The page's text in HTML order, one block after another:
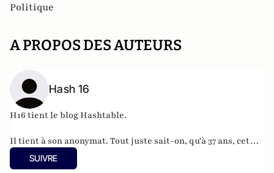
Politique
A PROPOS DES AUTEURS
Hash 16
H16 tient le blogHashtable.
Il tient à son anonymat. Tout juste sait-on, qu'à 37 ans, cet
informaticien à l'humour acerbe habite en Belgique et
travaille pour"une grosse boutique qui produit, gère et
SUIVRE